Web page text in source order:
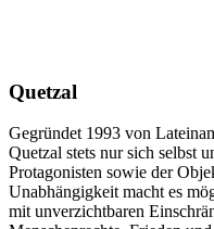
Quetzal
Gegründet 1993 von
Quetzal stets nur sich selbst
Protagonisten sowie der
Unabhängigkeit macht es
mit unverzichtbaren